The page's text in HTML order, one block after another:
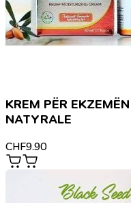
KREM PËR
NATYRALE
CHF9.90